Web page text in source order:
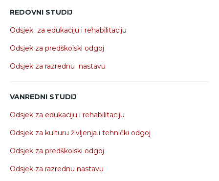
REDOVNI STUDIJ
Odsjek za edukaciju i rehabilitaciju
Odsjek za predškolski odgoj
Odsjek za razrednu nastavu
VANREDNI STUDIJ
Odsjek za edukaciju i rehabilitaciju
Odsjek za kulturu življenja i tehnički odgoj
Odsjek za predškolski odgoj
Odsjek za razrednu nastavu